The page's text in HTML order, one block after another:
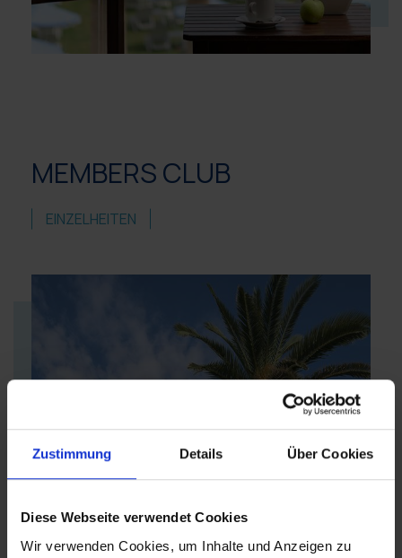
Zustimmung Details Über Cookies
Diese Webseite verwendet Cookies
Wir verwenden Cookies, um Inhalte und Anzeigen zu
MEMBERS CLUB
EINZELHEITEN